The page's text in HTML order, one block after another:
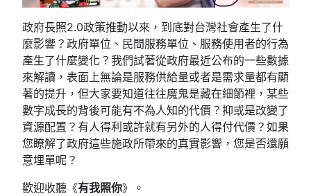
政府長照2.0政策推動以來，到底對台灣社會產生了什
麼影響？政府單位、民間服務單位、服務使用者的行為
產生了什麼變化？我們試著從政府最近公布的一些數據
來解讀，表面上無論是服務供給量或者是需求量都有顯
著的提升，但大家要知道往往魔鬼是藏在細節裡，某些
數字成長的背後可能有不為人知的代價？抑或是改變了
資源配置？有人得利或許就有另外的人得付代價？如果
您瞭解了政府這些施政所帶來的真實影響，您是否還願
意埋單呢？
歡迎收聽《有我照你》。